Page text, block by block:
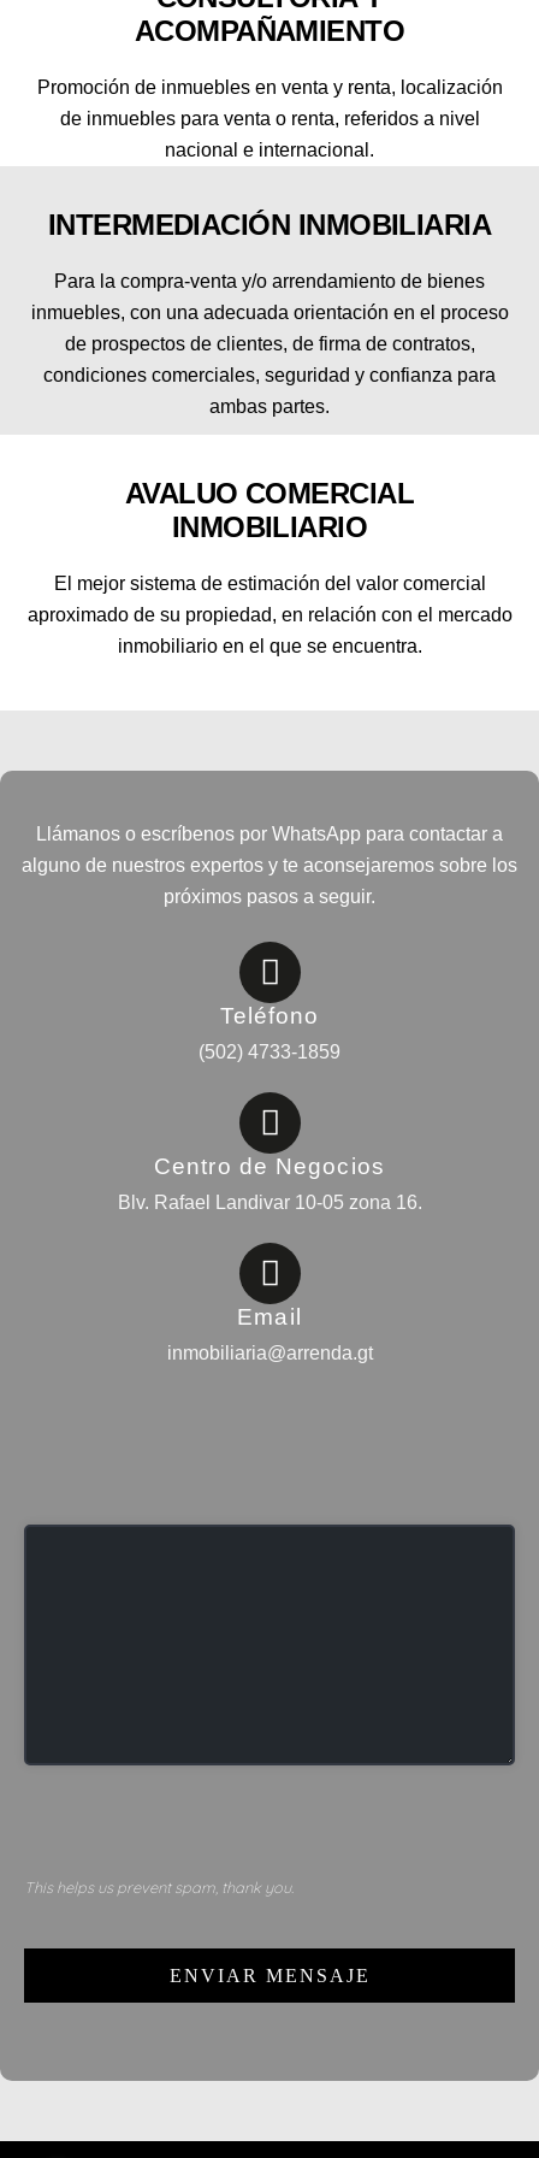
ACOMPAÑAMIENTO
Promoción de inmuebles en venta y renta, localización
de inmuebles para venta o renta, referidos a nivel
nacional e internacional.
INTERMEDIACIÓN INMOBILIARIA
Para la compra-venta y/o arrendamiento de bienes
inmuebles, con una adecuada orientación en el proceso
de prospectos de clientes, de firma de contratos,
condiciones comerciales, seguridad y confianza para
ambas partes.
AVALUO COMERCIAL
INMOBILIARIO
El mejor sistema de estimación del valor comercial
aproximado de su propiedad, en relación con el mercado
inmobiliario en el que se encuentra.
Llámanos o escríbenos por WhatsApp para contactar a
alguno de nuestros expertos y te aconsejaremos sobre los
próximos pasos a seguir.
Teléfono
(502) 4733-1859
Centro de Negocios
Blv. Rafael Landivar 10-05 zona 16.
Email
inmobiliaria@arrenda.gt
This helps us prevent spam, thank you.
ENVIAR MENSAJE